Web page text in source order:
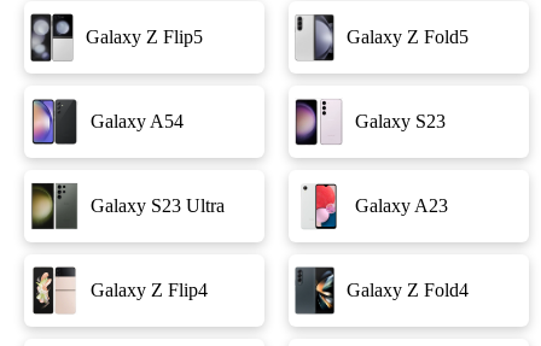
Galaxy Z Flip5 Galaxy Z Fold5
Galaxy A54 Galaxy S23
Galaxy S23 Ultra Galaxy A23
Galaxy Z Flip4 Galaxy Z Fold4